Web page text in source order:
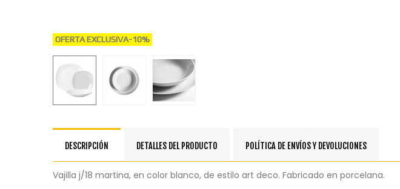
OFERTA EXCLUSIVA-10%
DESCRIPCIÓN DETALLES DEL PRODUCTO POLÍTICA DE ENVÍOS Y DEVOLUCIONES
Vajilla j/18 martina, en color blanco, de estilo art deco. Fabricado en porcelana.